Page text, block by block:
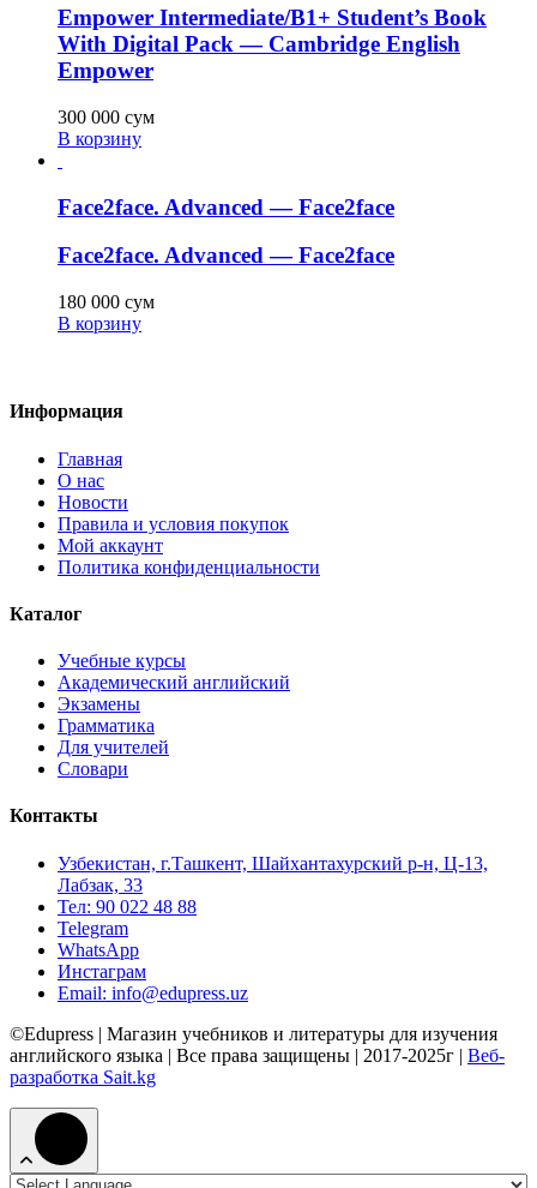
Empower Intermediate/B1+ Student’s Book
With Digital Pack — Cambridge English
Empower
300 000 сум
В корзину
Face2face. Advanced — Face2face
Face2face. Advanced — Face2face
180 000 сум
В корзину
Информация
Главная
О нас
Новости
Правила и условия покупок
Мой аккаунт
Политика конфиденциальности
Каталог
Учебные курсы
Академический английский
Экзамены
Грамматика
Для учителей
Словари
Контакты
Узбекистан, г.Ташкент, Шайхантахурский р-н, Ц-13,
Лабзак, 33
Тел: 90 022 48 88
Telegram
WhatsApp
Инстаграм
Email: info@edupress.uz
©Edupress | Магазин учебников и литературы для изучения
английского языка | Все права защищены | 2017-2025г | Веб-
разработка Sait.kg